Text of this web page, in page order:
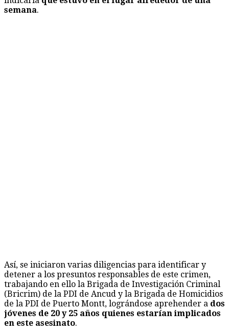
semana.
Así, se iniciaron varias diligencias para identificar y
detener a los presuntos responsables de este crimen,
trabajando en ello la Brigada de Investigación Criminal
(Bricrim) de la PDI de Ancud y la Brigada de Homicidios
de la PDI de Puerto Montt, lográndose aprehender a dos
jóvenes de 20 y 25 años quienes estarían implicados
en este asesinato.